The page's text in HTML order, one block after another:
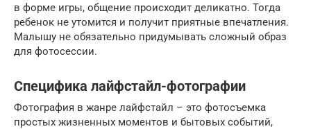
в форме игры, общение происходит деликатно. Тогда
ребенок не утомится и получит приятные впечатления.
Малышу не обязательно придумывать сложный образ
для фотосессии.
Специфика лайфстайл-фотографии
Фотография в жанре лайфстайл – это фотосъемка
простых жизненных моментов и бытовых событий,